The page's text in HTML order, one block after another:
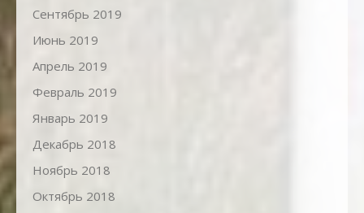
Сентябрь 2019
Июнь 2019
Апрель 2019
Февраль 2019
Январь 2019
Декабрь 2018
Ноябрь 2018
Октябрь 2018